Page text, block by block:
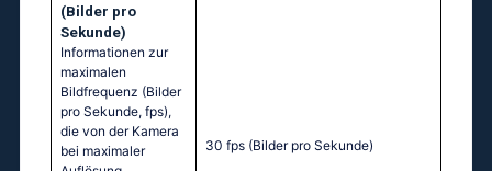
(Bilder pro
Sekunde)
Informationen zur
maximalen
Bildfrequenz (Bilder
pro Sekunde, fps),
die von der Kamera
bei maximaler
30 fps (Bilder pro Sekunde)